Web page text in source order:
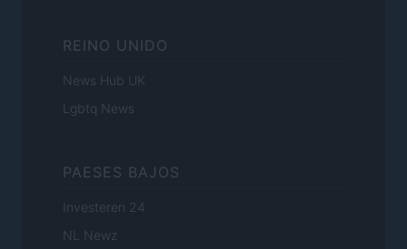
REINO UNIDO
News Hub UK
Lgbtq News
PAESES BAJOS
Investeren 24
NL Newz